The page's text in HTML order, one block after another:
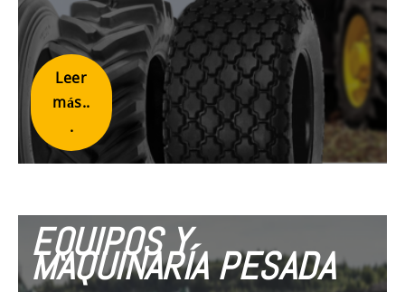
Leer
más..
.
EQUIPOS Y
MAQUINARÍA PESADA